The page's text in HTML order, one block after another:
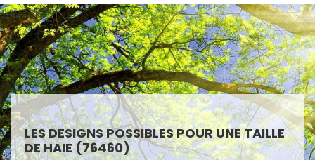
LES DESIGNS POSSIBLES POUR UNE TAILLE
DE HAIE (76460)